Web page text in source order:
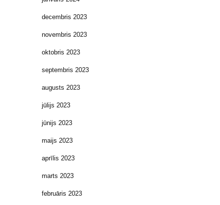
decembris 2023
novembris 2023
oktobris 2023
septembris 2023
augusts 2023
jūlijs 2023
jūnijs 2023
maijs 2023
aprīlis 2023
marts 2023
februāris 2023